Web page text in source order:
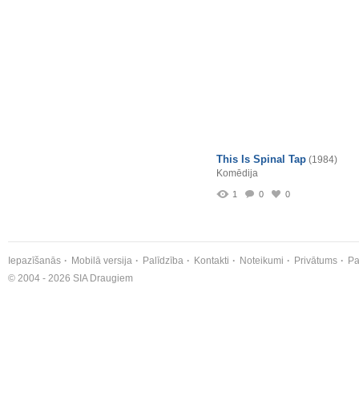
This Is Spinal Tap (1984)
Komēdija
1 0 0
Iepazīšanās Mobilā versija Palīdzība Kontakti Noteikumi Privātums
© 2004 - 2026 SIA Draugiem